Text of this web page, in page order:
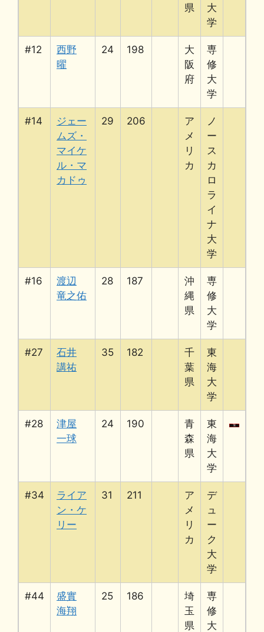
県
大
学
#12
西野
曜
24 198
大
阪
府
専
修
大
学
#14
ジェー
ムズ・
マイケ
ル・マ
カドゥ
29 206
ア
メ
リ
カ
ノ
ー
ス
カ
ロ
ラ
イ
ナ
大
学
#16
渡辺
竜之佑
28 187
沖
縄
県
専
修
大
学
#27
石井
講祐
35 182
千
葉
県
東
海
大
学
#28
津屋
一球
24 190
青
森
県
東
海
大
学
#34
ライア
ン・ケ
リー
31 211
ア
メ
リ
カ
デ
ュ
ー
ク
大
学
#44
盛實
海翔
25 186
埼
玉
県
専
修
大